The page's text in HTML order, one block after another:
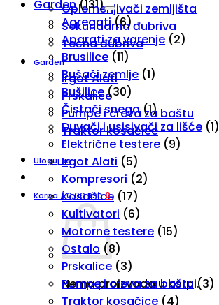
Oplemenjivači zemljišta
Sekundarna đubriva
Tečna đubriva
Garden
Irgot Alati
Prskalice
Pumpe i creva za baštu
Traktor kosačice
Uloguj se
Korpa /0,00RSD0
Nema proizvoda u korpi.
Garden(131)
Agregati (6)
Aparati za varenje (2)
Brusilice (11)
Bušači zemlje (1)
Bušilice(30)
Čistači snega (1)
Duvači i usisivači za lišće (1)
Električne testere (9)
Irgot Alati (5)
Kompresori (2)
Kosačice (17)
Kultivatori (6)
Motorne testere (15)
Ostalo (8)
Prskalice (3)
Pumpe i creva za baštu (3)
Traktor kosačice (4)